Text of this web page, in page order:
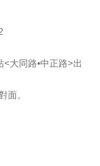
大同路•中正路>出
面。